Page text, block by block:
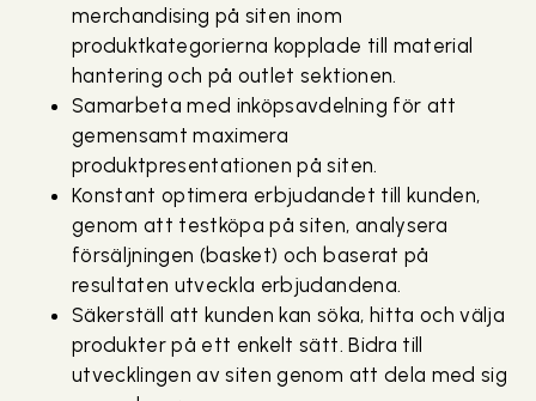
merchandising på siten inom
produktkategorierna kopplade till material
hantering och på outlet sektionen.
Samarbeta med inköpsavdelning för att
gemensamt maximera
produktpresentationen på siten.
Konstant optimera erbjudandet till kunden,
genom att testköpa på siten, analysera
försäljningen (basket) och baserat på
resultaten utveckla erbjudandena.
Säkerställ att kunden kan söka, hitta och välja
produkter på ett enkelt sätt. Bidra till
utvecklingen av siten genom att dela med sig